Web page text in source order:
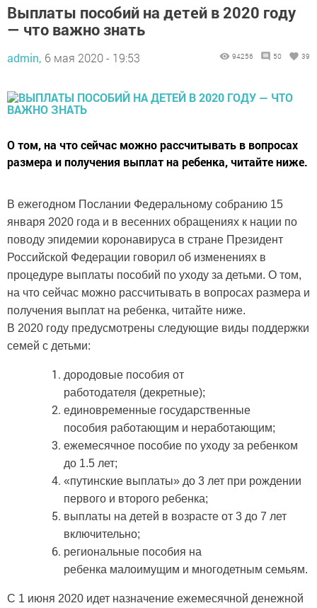
Выплаты пособий на детей в 2020 году
— что важно знать
admin, 6 мая 2020 - 19:53 94256 50 39
О том, на что сейчас можно рассчитывать в вопросах
размера и получения выплат на ребенка, читайте ниже.
В ежегодном Послании Федеральному собранию 15
января 2020 года и в весенних обращениях к нации по
поводу эпидемии коронавируса в стране Президент
Российской Федерации говорил об изменениях в
процедуре выплаты пособий по уходу за детьми. О том,
на что сейчас можно рассчитывать в вопросах размера и
получения выплат на ребенка, читайте ниже.
В 2020 году предусмотрены следующие виды поддержки
семей с детьми:
дородовые пособия от
работодателя (декретные);
единовременные государственные
пособия работающим и неработающим;
ежемесячное пособие по уходу за ребенком
до 1.5 лет;
«путинские выплаты» до 3 лет при рождении
первого и второго ребенка;
выплаты на детей в возрасте от 3 до 7 лет
включительно;
региональные пособия на
ребенка малоимущим и многодетным семьям.
С 1 июня 2020 идет назначение ежемесячной денежной